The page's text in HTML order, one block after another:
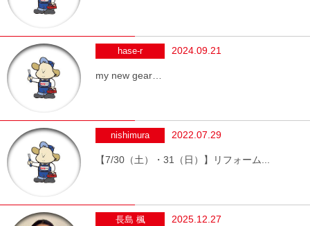
hase-r 2024.09.21
my new gear…
nishimura 2022.07.29
【7/30（土）・31（日）】リフォーム...
長島 楓 2025.12.27